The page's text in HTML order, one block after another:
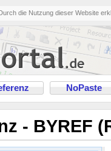
die Nutzung dieser Website
NoPaste
- BYREF